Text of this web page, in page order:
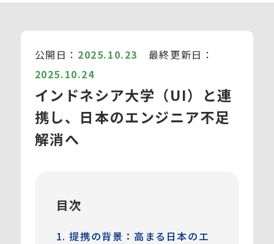
公開日： 2025.10.23 最終更新日：
2025.10.24
インドネシア大学（UI）と連
携し、日本のエンジニア不足
解消へ
目次
1. 提携の背景：高まる日本のエ